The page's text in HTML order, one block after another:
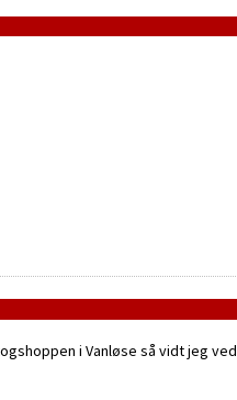
i Vanløse så vidt jeg ved